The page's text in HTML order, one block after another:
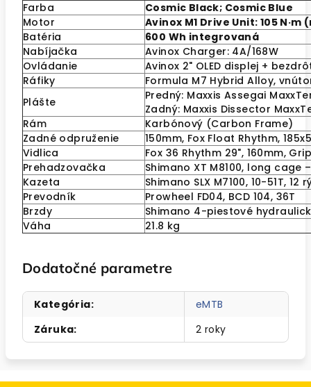
Farba
Cosmic Black; Cosmic Blue
Motor
Avinox M1 Drive Unit: 105 N·m
Batéria
600 Wh integrovaná
Nabíjačka
Avinox Charger: 4A/168W
Ovládanie
Avinox 2" OLED displej +
Ráfiky
Formula M7 Hybrid Alloy,
Plášte
Predný: Maxxis Assegai
Zadný: Maxxis Dissector
Rám
Karbónový (Carbon Frame)
Zadné odpruženie
150mm, Fox Float Rhythm,
Vidlica
Fox 36 Rhythm 29", 160mm, Grip
Prehadzovačka
Shimano XT M8100, long cage
Kazeta
Shimano SLX M7100, 10-51T, 12
Prevodník
Prowheel FD04, BCD 104, 36T
Brzdy
Shimano 4-piestové
Váha
21.8 kg
Dodatočné parametre
Kategória:
eMTB
Záruka: 2 roky